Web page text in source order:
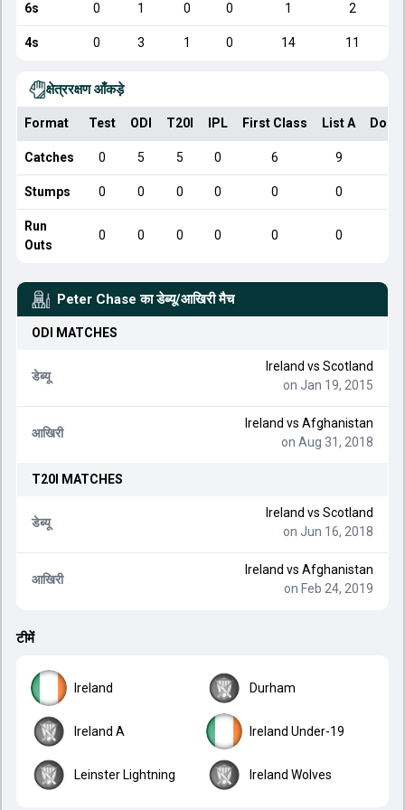
6s 0 1 0 0 1 2
4s 0 3 1 0 14 11
क्षेत्ररक्षण आँकड़े
Format Test ODI T20I IPL First Class List A
Catches 0 5 5 0 6 9
Stumps 0 0 0 0 0 0
Run
Outs
0 0 0 0 0 0
Peter Chase का डेब्यू/आखिरी मैच
ODI MATCHES
डेब्यू
Ireland vs Scotland
on Jan 19, 2015
आखिरी
Ireland vs Afghanistan
on Aug 31, 2018
T20I MATCHES
डेब्यू
Ireland vs Scotland
on Jun 16, 2018
आखिरी
Ireland vs Afghanistan
on Feb 24, 2019
टीमें
Ireland Durham
Ireland A Ireland Under-19
Leinster Lightning Ireland Wolves